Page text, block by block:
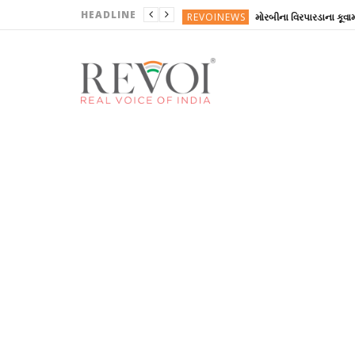
HEADLINE REVOINEWS
ગુજરાતી
ગુજરાતી